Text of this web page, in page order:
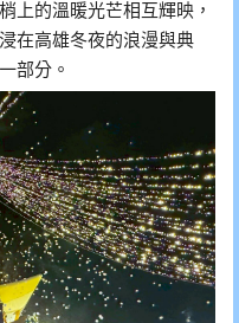
上的溫暖光芒相互輝映，
在高雄冬夜的浪漫與典
部分。